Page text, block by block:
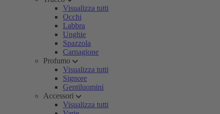
Visualizza tutti
Occhi
Labbra
Unghie
Spazzola
Carnagione
Profumo
Visualizza tutti
Signore
Gentiluomini
Accessori
Visualizza tutti